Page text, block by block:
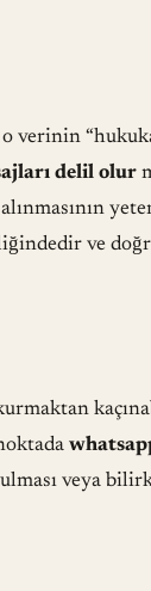
verinin
delil olur
ve
veya